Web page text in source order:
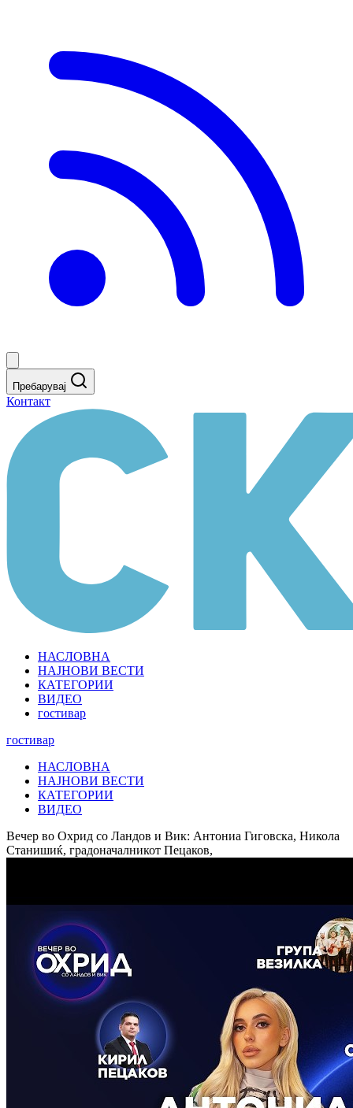
Пребарувај
Контакт
НАСЛОВНА
НАЈНОВИ ВЕСТИ
КАТЕГОРИИ
ВИДЕО
гостивар
гостивар
НАСЛОВНА
НАЈНОВИ ВЕСТИ
КАТЕГОРИИ
ВИДЕО
Вечер во Охрид со Ландов и Вик: Антониа Гиговска, Никола
Станишиќ, градоначалникот Пецаков,